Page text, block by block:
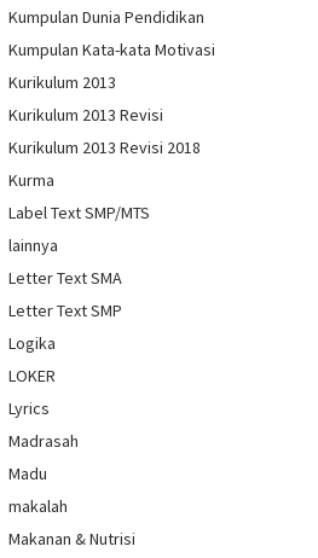
Kumpulan Dunia Pendidikan
Kumpulan Kata-kata Motivasi
Kurikulum 2013
Kurikulum 2013 Revisi
Kurikulum 2013 Revisi 2018
Kurma
Label Text SMP/MTS
lainnya
Letter Text SMA
Letter Text SMP
Logika
LOKER
Lyrics
Madrasah
Madu
makalah
Makanan & Nutrisi